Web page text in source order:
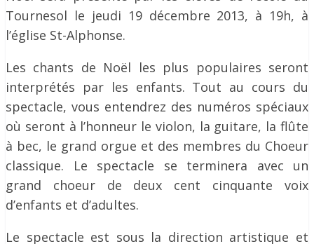
Tournesol le jeudi 19 décembre 2013, à 19h, à
l’église St-Alphonse.
Les chants de Noël les plus populaires seront
interprétés par les enfants. Tout au cours du
spectacle, vous entendrez des numéros spéciaux
où seront à l’honneur le violon, la guitare, la flûte
à bec, le grand orgue et des membres du Choeur
classique. Le spectacle se terminera avec un
grand choeur de deux cent cinquante voix
d’enfants et d’adultes.
Le spectacle est sous la direction artistique et